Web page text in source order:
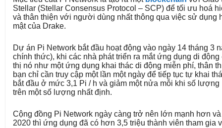
Stellar (Stellar Consensus Protocol – SCP) để tối ưu hoá
và thân thiện với người dùng nhất thông qua việc sử dụng
mật của Drake.
Dự án Pi Network bắt đầu hoạt động vào ngày 14 tháng 3
chính thức), khi các nhà phát triển ra mắt ứng dụng di
thị nó như một ứng dụng khai thác di động miễn phí, thân
bạn chỉ cần truy cập một lần một ngày để tiếp tục tự khai
bắt đầu ở mức 3,1 Pi / h và giảm một nửa mỗi khi số
trên một số lượng nhất định.
Cộng đồng Pi Network ngày càng trở nên lớn mạnh hơn
2020 thì ứng dụng đã có hơn 3,5 triệu thành viên tham gia